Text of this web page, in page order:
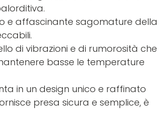
e affascinante sagomature della
di vibrazioni e di rumorosità che
basse le temperature
in un design unico e raffinato
presa sicura e semplice, è